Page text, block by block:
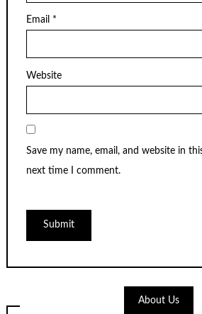
Email *
Website
Save my name, email, and website in
next time I comment.
About Us